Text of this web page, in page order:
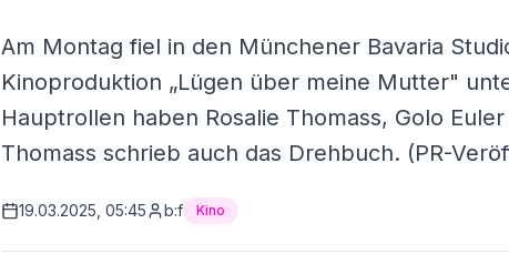
Am Montag fiel in den Münchener Bavaria
Kinoproduktion „Lügen über meine Mutter"
Hauptrollen haben Rosalie Thomass, Golo
Thomass schrieb auch das Drehbuch. (PR-
19.03.2025, 05:45 b:f Kino